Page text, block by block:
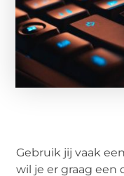
Gebruik jij vaak
wil je er graag een